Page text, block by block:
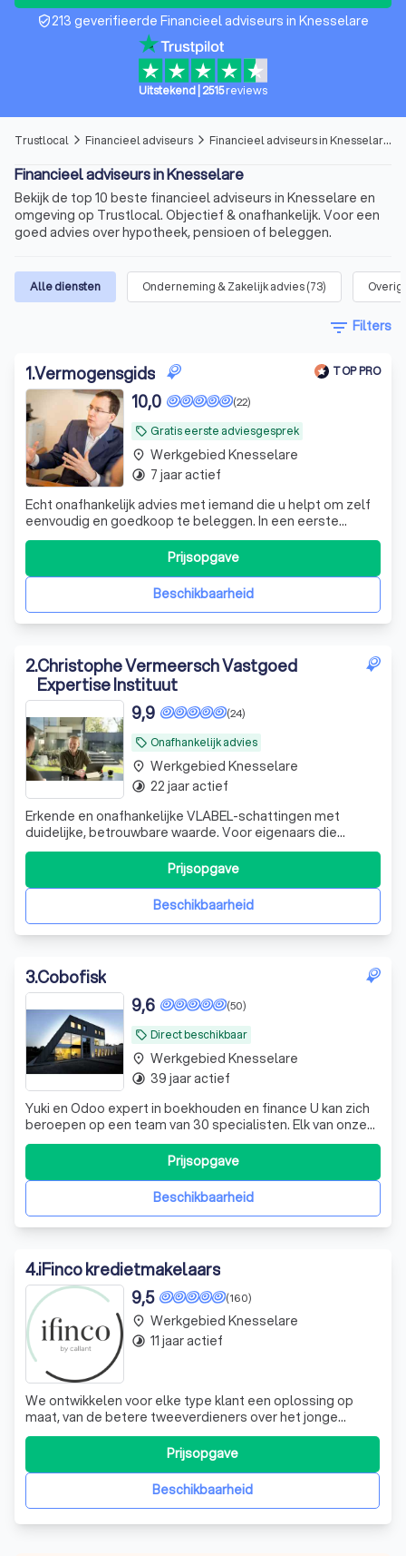
verified_user213 geverifieerde Financieel adviseurs in Knesselare
Uitstekend 2515reviews
Trustlocal arrow_forward_ios Financieel adviseurs arrow_forward_ios Financieel adviseurs in Knesselare
Financieel adviseurs in Knesselare
Bekijk de top 10 beste financieel adviseurs in Knesselare en
omgeving op Trustlocal. Objectief & onafhankelijk. Voor een
goed advies over hypotheek, pensioen of beleggen.
Alle diensten Onderneming & Zakelijk advies(73)
filter_list Filters
1.Vermogensgids TOP PRO
local_offer Gratis eerste adviesgesprek
(22)
10,0
Echt onafhankelijk advies met iemand die u helpt om zelf
eenvoudig en goedkoop te beleggen. In een eerste
vrijblijvend gesprek lichten we dat graag verder toe hoe je
tot dat hoger rendement komt.
Beschikbaarheid
Prijsopgave
place Werkgebied Knesselare
timelapse 7 jaar actief
2.Christophe Vermeersch Vastgoed
Expertise Instituut
local_offer Onafhankelijk advies
(24)
9,9
Erkende en onafhankelijke VLABEL-schattingen met
duidelijke, betrouwbare waarde. Voor eigenaars die
zekerheid willen bij verkoop, aankoop, verdeling of
Beschikbaarheid
Prijsopgave
place Werkgebied Knesselare
timelapse 22 jaar actief
3.Cobofisk
local_offer Direct beschikbaar
(50)
9,6
Yuki en Odoo expert in boekhouden en finance U kan zich
beroepen op een team van 30 specialisten. Elk van onze
medewerkers worden permanent bijgeschoold. We
hebben jarenlange ervaring in het geven van gericht en
correct bedrijfsadvies. We hebben doorheen de jaren voor
tal van bedrijven en sectorenBeschikbaarheid
Prijsopgave
place Werkgebied Knesselare
timelapse 39 jaar actief
4.iFinco kredietmakelaars
(160)
9,5
We ontwikkelen voor elke type klant een oplossing op
maat, van de betere tweeverdieners over het jonge
startende koppel tot de alleenstaande koper, jullie
kunnen allemaal bij ons terecht.
Beschikbaarheid
Prijsopgave
place Werkgebied Knesselare
timelapse 11 jaar actief